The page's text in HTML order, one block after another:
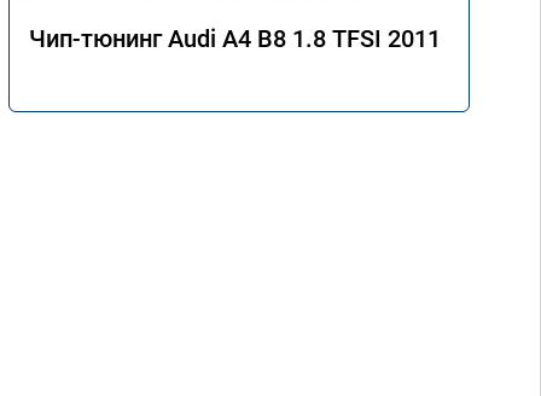
Чип-тюнинг Audi A4 B8 1.8 TFSI 2011